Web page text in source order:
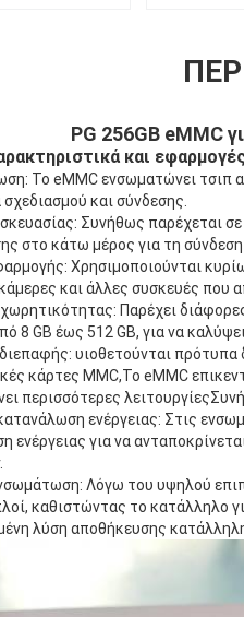
PG 256GB eMMC
και
Το eMMC ενσωματώνει τσιπ
σχεδιασμού και σύνδεσης.
Συνήθως παρέχεται
στο κάτω μέρος για τη
Χρησιμοποιούνται
και άλλες συσκευές που
Παρέχει
8 GB έως 512 GB, για να
υιοθετούνται πρότυπα
κάρτες MMC,Το eMMC
περισσότερες
ενέργειας: Στις
ενέργειας για να
Λόγω του υψηλού
καθιστώντας το κατάλληλο
λύση αποθήκευσης